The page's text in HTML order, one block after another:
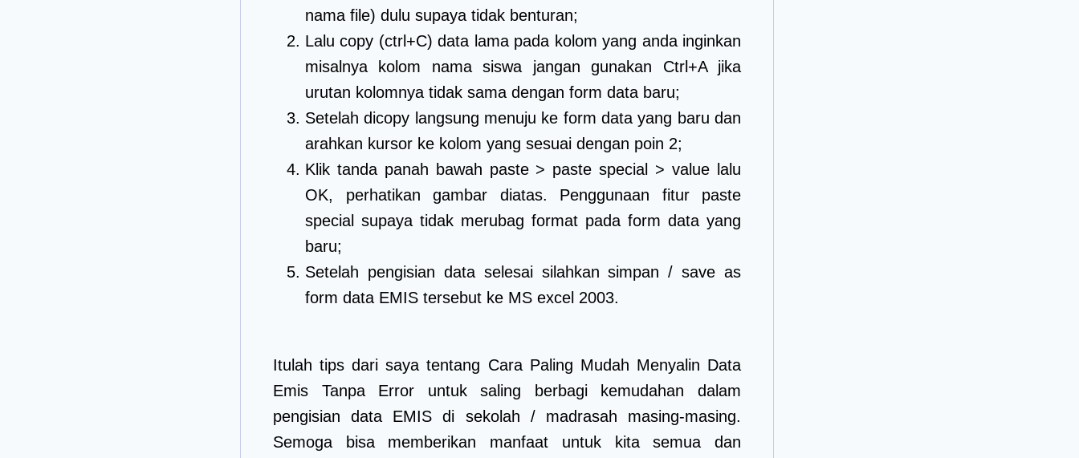
nama file) dulu supaya tidak benturan;
Lalu copy (ctrl+C) data lama pada kolom yang anda inginkan
misalnya kolom nama siswa jangan gunakan Ctrl+A jika
urutan kolomnya tidak sama dengan form data baru;
Setelah dicopy langsung menuju ke form data yang baru dan
arahkan kursor ke kolom yang sesuai dengan poin 2;
Klik tanda panah bawah paste > paste special > value lalu
OK, perhatikan gambar diatas. Penggunaan fitur paste
special supaya tidak merubag format pada form data yang
baru;
Setelah pengisian data selesai silahkan simpan / save as
form data EMIS tersebut ke MS excel 2003.
Itulah tips dari saya tentang Cara Paling Mudah Menyalin Data
Emis Tanpa Error untuk saling berbagi kemudahan dalam
pengisian data EMIS di sekolah / madrasah masing-masing.
Semoga bisa memberikan manfaat untuk kita semua dan